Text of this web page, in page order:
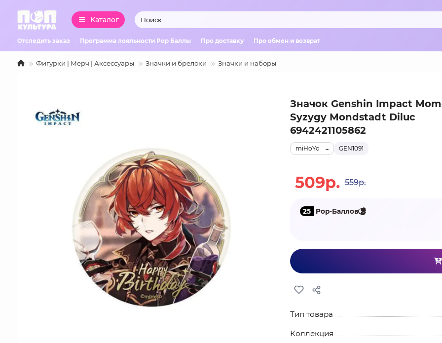
Каталог
Отследить заказ Программа лояльности Pop Баллы Про доставку Про обмен и возврат
Фигурки | Мерч | Аксессуары Значки и брелоки Значки и наборы
Значок Genshin Impact
Syzygy Mondstadt Diluc
6942421105862
GEN1091
miHoYo
509р. 559р.
25 Pop-Баллов
Тип товара
Коллекция